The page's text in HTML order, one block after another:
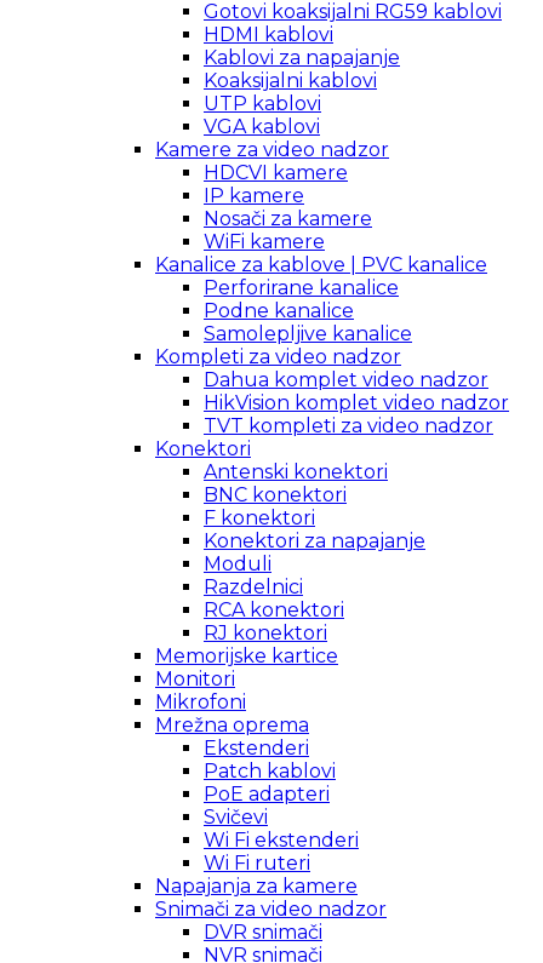
Gotovi koaksijalni RG59 kablovi
HDMI kablovi
Kablovi za napajanje
Koaksijalni kablovi
UTP kablovi
VGA kablovi
Kamere za video nadzor
HDCVI kamere
IP kamere
Nosači za kamere
WiFi kamere
Kanalice za kablove | PVC kanalice
Perforirane kanalice
Podne kanalice
Samolepljive kanalice
Kompleti za video nadzor
Dahua komplet video nadzor
HikVision komplet video nadzor
TVT kompleti za video nadzor
Konektori
Antenski konektori
BNC konektori
F konektori
Konektori za napajanje
Moduli
Razdelnici
RCA konektori
RJ konektori
Memorijske kartice
Monitori
Mikrofoni
Mrežna oprema
Ekstenderi
Patch kablovi
PoE adapteri
Svičevi
Wi Fi ekstenderi
Wi Fi ruteri
Napajanja za kamere
Snimači za video nadzor
DVR snimači
NVR snimači